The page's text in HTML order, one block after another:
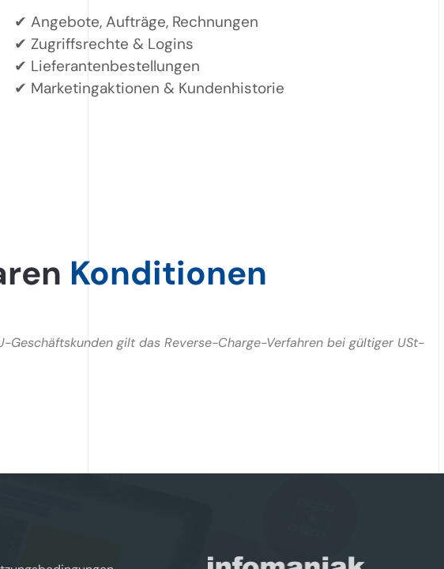
✔ Angebote, Aufträge, Rechnungen
✔ Zugriffsrechte & Logins
✔ Lieferantenbestellungen
✔ Marketingaktionen & Kundenhistorie
Konditionen
Geschäftskunden gilt das Reverse-Charge-Verfahren bei gültiger USt-